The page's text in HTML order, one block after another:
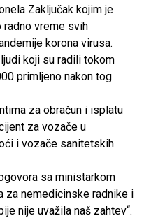
Zaključak kojim je
radno vreme svih
korona virusa.
koji su radili tokom
primljeno nakon tog
za obračun i isplatu
za vozače u
i vozače sanitetskih
sa ministarkom
za nemedicinske radnike i
nije uvažila naš zahtev“.